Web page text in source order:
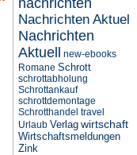
nachrichten
Nachrichten Aktuel
Nachrichten
Aktuell
new-ebooks
Romane Schrott
schrottabholung
Schrottankauf
schrottdemontage
Schrotthandel travel
Urlaub Verlag wirtschaft
Wirtschaftsmeldungen
Zink